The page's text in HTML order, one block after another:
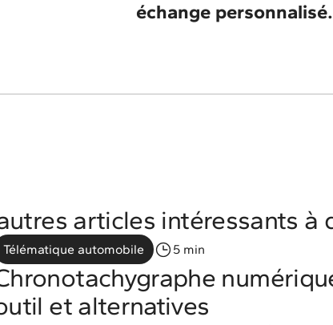
échange personnalisé.
articles intéressants à
Télématique automobile 5 min
et alternatives